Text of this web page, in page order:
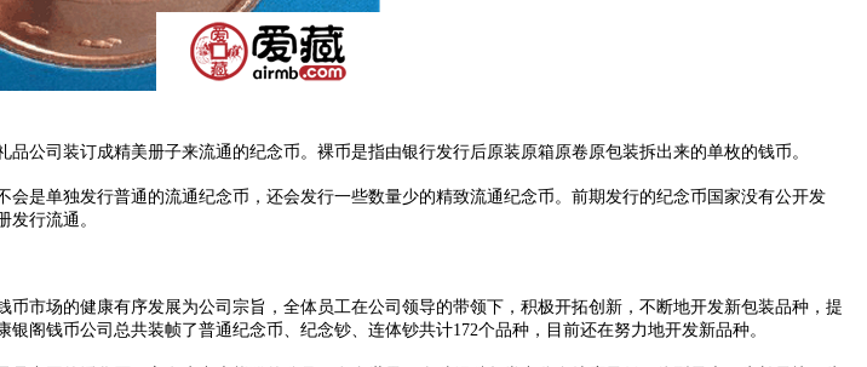
司装订成精美册子来流通的纪念币。裸币是指由银行发行后原装原箱原卷原包装拆出来的单枚的钱币。
会是单独发行普通的流通纪念币，还会发行一些数量少的精致流通纪念币。前期发行的纪念币国家没有公开发
行流通。
场的健康有序发展为公司宗旨，全体员工在公司领导的带领下，积极开拓创新，不断地开发新包装品种，提
阁钱币公司总共装帧了普通纪念币、纪念钞、连体钞共计172个品种，目前还在努力地开发新品种。